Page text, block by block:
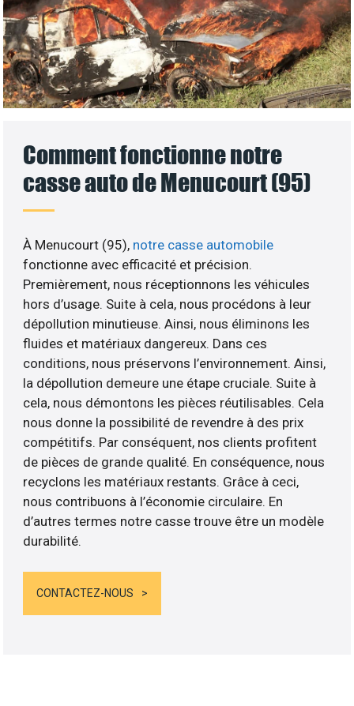
Comment fonctionne notre
casse auto de Menucourt (95)
À Menucourt (95), notre casse automobile
fonctionne avec efficacité et précision.
Premièrement, nous réceptionnons les véhicules
hors d’usage. Suite à cela, nous procédons à leur
dépollution minutieuse. Ainsi, nous éliminons les
fluides et matériaux dangereux. Dans ces
conditions, nous préservons l’environnement. Ainsi,
la dépollution demeure une étape cruciale. Suite à
cela, nous démontons les pièces réutilisables. Cela
nous donne la possibilité de revendre à des prix
compétitifs. Par conséquent, nos clients profitent
de pièces de grande qualité. En conséquence, nous
recyclons les matériaux restants. Grâce à ceci,
nous contribuons à l’économie circulaire. En
d’autres termes notre casse trouve être un modèle
durabilité.
CONTACTEZ-NOUS